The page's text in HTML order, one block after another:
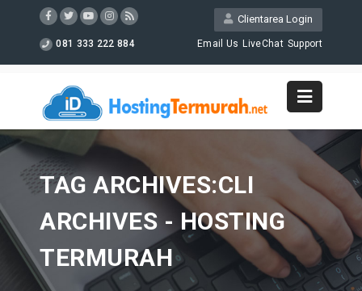
Clientarea Login
081 333 222 884 Email Us LiveChat Support
TAG ARCHIVES:CLI
ARCHIVES - HOSTING
TERMURAH